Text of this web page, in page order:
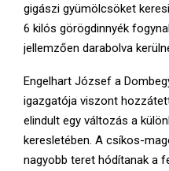
gigászi gyümölcsöket
6 kilós görögdinnyék
jellemzően darabolva
Engelhart József a
igazgatója viszont
elindult egy változás a
keresletében. A csíkos-
nagyobb teret hódítanak a